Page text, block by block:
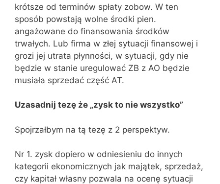
krótsze od terminów spłaty zobow. W ten
sposób powstają wolne środki pien.
angażowane do finansowania środków
trwałych. Lub firma w złej sytuacji finansowej i
grozi jej utrata płynności, w sytuacji, gdy nie
będzie w stanie uregulować ZB z AO będzie
musiała sprzedać część AT.
Uzasadnij tezę że „zysk to nie wszystko”
Spojrzałbym na tą tezę z 2 perspektyw.
Nr 1. zysk dopiero w odniesieniu do innych
kategorii ekonomicznych jak majątek, sprzedaż,
czy kapitał własny pozwala na ocenę sytuacji